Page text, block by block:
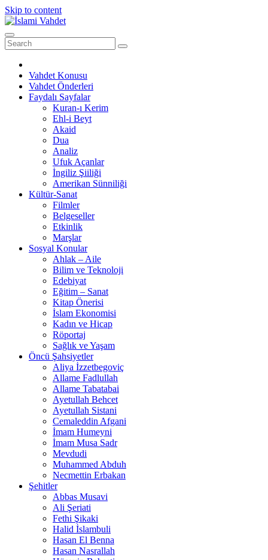
Skip to content
Vahdet Konusu
Vahdet Önderleri
Faydalı Sayfalar
Kuran-ı Kerim
Ehl-i Beyt
Akaid
Dua
Analiz
Ufuk Açanlar
İngiliz Şiiliği
Amerikan Sünniliği
Kültür-Sanat
Filmler
Belgeseller
Etkinlik
Marşlar
Sosyal Konular
Ahlak – Aile
Bilim ve Teknoloji
Edebiyat
Eğitim – Sanat
Kitap Önerisi
İslam Ekonomisi
Kadın ve Hicap
Röportaj
Sağlık ve Yaşam
Öncü Şahsiyetler
Aliya İzzetbegoviç
Allame Fadlullah
Allame Tabatabai
Ayetullah Behcet
Ayetullah Sistani
Cemaleddin Afgani
İmam Humeyni
İmam Musa Sadr
Mevdudi
Muhammed Abduh
Necmettin Erbakan
Şehitler
Abbas Musavi
Ali Şeriati
Fethi Şikaki
Halid İslambuli
Hasan El Benna
Hasan Nasrallah